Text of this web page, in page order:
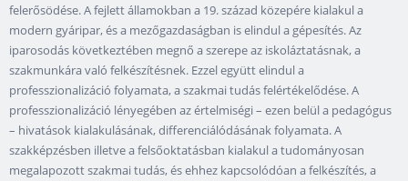
felerősödése. A fejlett államokban a 19. század közepére kialakul a
modern gyáripar, és a mezőgazdaságban is elindul a gépesítés. Az
iparosodás következtében megnő a szerepe az iskoláztatásnak, a
szakmunkára való felkészítésnek. Ezzel együtt elindul a
professzionalizáció folyamata, a szakmai tudás felértékelődése. A
professzionalizáció lényegében az értelmiségi – ezen belül a pedagógus
– hivatások kialakulásának, differenciálódásának folyamata. A
szakképzésben illetve a felsőoktatásban kialakul a tudományosan
megalapozott szakmai tudás, és ehhez kapcsolódóan a felkészítés, a